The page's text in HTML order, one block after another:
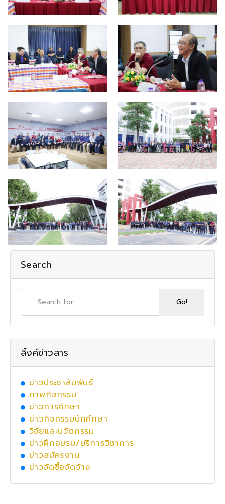
Search
ลิ้งค์ข่าวสาร
ข่าวประชาสัมพันธ์
ภาพกิจกรรม
ข่าวการศึกษา
ข่าวกิจกรรมนักศึกษา
วิจัยและนวัตกรรม
ข่าวฝึกอบรม/บริการวิชาการ
ข่าวสมัครงาน
ข่าวจัดซื้อจัดจ้าง